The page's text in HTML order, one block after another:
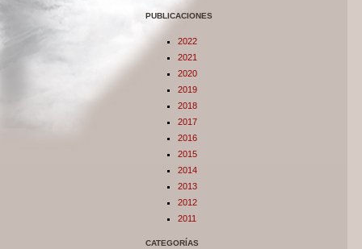
PUBLICACIONES
2022
2021
2020
2019
2018
2017
2016
2015
2014
2013
2012
2011
CATEGORÍAS